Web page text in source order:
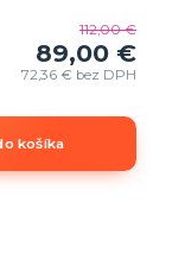
112,00 €
89,00 €
72,36 € bez DPH
košíka